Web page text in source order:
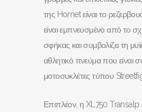
της Hornet είναι το
είναι εμπνευσμένο από το
σφήκας και συμβολίζει τη
αθλητικό πνεύμα που είναι
μοτοσυκλέτες τύπου
Επιπλέον, η XL750 Transalp